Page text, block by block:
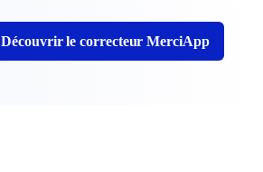
Découvrir le correcteur MerciApp